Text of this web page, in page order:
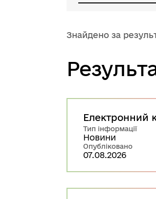
Знайдено за
Електронний
Тип інформації
Новини
Опубліковано
07.08.2026